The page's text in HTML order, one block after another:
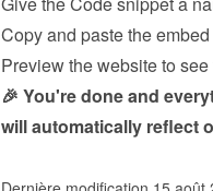
Copy and paste the
Preview the website to
🎉 You're done and
will automatically reflect